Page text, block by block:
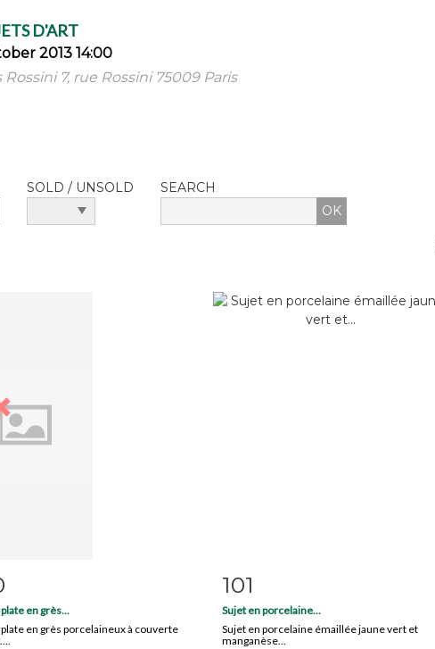
D'ART
2013 14:00
Rossini 7, rue Rossini 75009 Paris
SOLD / UNSOLD SEARCH
detail
en grès...
en grès porcelaineux à couverte
Item detail
101
Sujet en porcelaine...
Sujet en porcelaine émaillée jaune vert et
manganèse...